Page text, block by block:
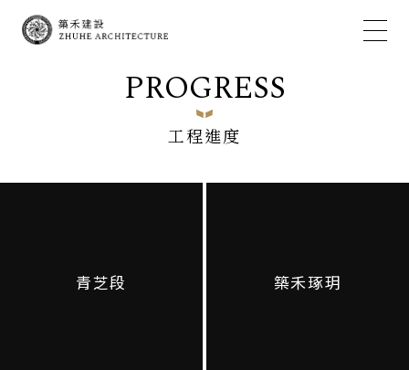
PROGRESS
工程進度
青芝段 築禾琢玥